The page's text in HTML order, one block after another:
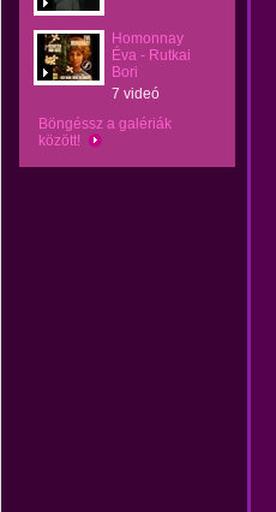
Homonnay
Éva - Rutkai
Bori
7 videó
Böngéssz a galériák
között!